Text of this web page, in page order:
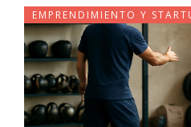
EMPRENDIMIENTO Y